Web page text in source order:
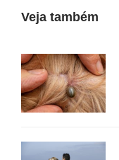
Veja também